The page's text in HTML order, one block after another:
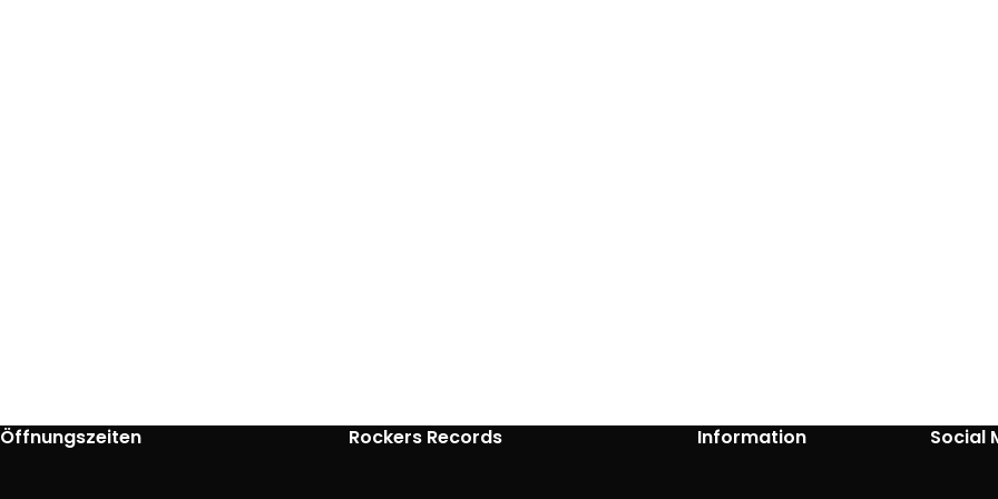
Öffnungszeiten Rockers Records Information Social